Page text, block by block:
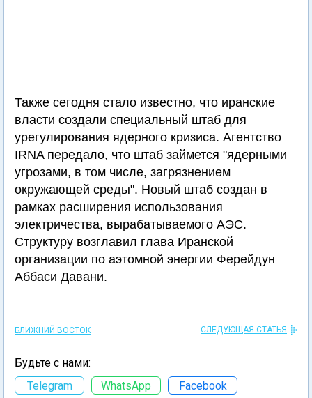
Также сегодня стало известно, что иранские
власти создали специальный штаб для
урегулирования ядерного кризиса. Агентство
IRNA передало, что штаб займется "ядерными
угрозами, в том числе, загрязнением
окружающей среды". Новый штаб создан в
рамках расширения использования
электричества, вырабатываемого АЭС.
Структуру возглавил глава Иранской
организации по аэтомной энергии Ферейдун
Аббаси Давани.
БЛИЖНИЙ ВОСТОК СЛЕДУЮЩАЯ СТАТЬЯ
Будьте с нами:
Telegram
WhatsApp Facebook